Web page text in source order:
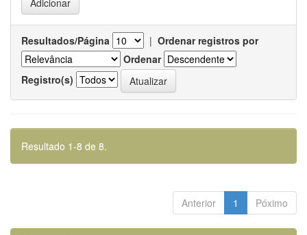
Resultados/Página | Ordenar registros por
Ordenar
Registro(s)
Resultado 1-8 de 8.
Anterior 1 Póximo